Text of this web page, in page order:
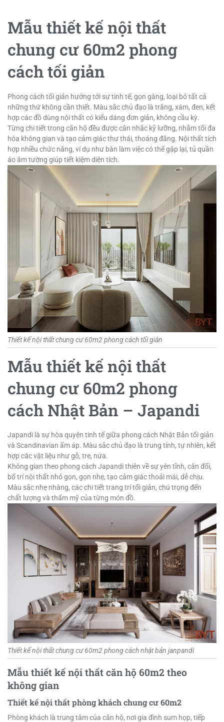
Mẫu thiết kế nội thất
chung cư 60m2 phong
cách tối giản
Phong cách tối giản hướng tới sự tinh tế, gọn gàng, loại bỏ tất cả
những thứ không cần thiết. Màu sắc chủ đạo là trắng, xám, đen, kết
hợp các đồ dùng nội thất có kiểu dáng đơn giản, không cầu kỳ.
Từng chi tiết trong căn hộ đều được cân nhắc kỹ lưỡng, nhằm tối đa
hóa không gian và tạo cảm giác thư thái, thoáng đãng. Nội thất tích
hợp nhiều chức năng, ví dụ như bàn làm việc có thể gập lại, tủ quần
áo âm tường giúp tiết kiệm diện tích.
Thiết kế nội thất chung cư 60m2 phong cách tối giản
Mẫu thiết kế nội thất
chung cư 60m2 phong
cách Nhật Bản – Japandi
Japandi là sự hòa quyện tinh tế giữa phong cách Nhật Bản tối giản
và Scandinavian ấm áp. Màu sắc chủ đạo là trung tính, tự nhiên, kết
hợp các vật liệu như gỗ, tre, nứa.
Không gian theo phong cách Japandi thiên về sự yên tĩnh, cân đối,
bố trí nội thất nhỏ gọn, gọn nhẹ, tạo cảm giác thoải mái, dễ chịu.
Màu sắc nhẹ nhàng, các chi tiết trang trí tối giản, chú trọng đến
chất lượng và thẩm mỹ của từng món đồ.
Thiết kế nội thất chung cư 60m2 phong cách nhật bản janpandi
Mẫu thiết kế nội thất căn hộ 60m2 theo
không gian
Thiết kế nội thất phòng khách chung cư 60m2
Phòng khách là trung tâm của căn hộ, nơi gia đình sum họp, tiếp